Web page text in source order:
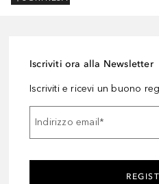
Iscriviti ora alla Newsletter
Iscriviti e ricevi un buono
Indirizzo email *